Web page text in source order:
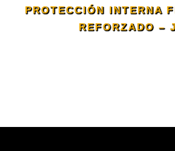
PROTECCIÓN INTERNA
REFORZADO –